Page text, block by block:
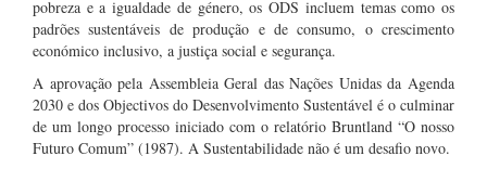
pobreza e a igualdade de género, os ODS incluem temas como os
padrões sustentáveis de produção e de consumo, o crescimento
económico inclusivo, a justiça social e segurança.
A aprovação pela Assembleia Geral das Nações Unidas da Agenda
2030 e dos Objectivos do Desenvolvimento Sustentável é o culminar
de um longo processo iniciado com o relatório Bruntland “O nosso
Futuro Comum” (1987). A Sustentabilidade não é um desafio novo.